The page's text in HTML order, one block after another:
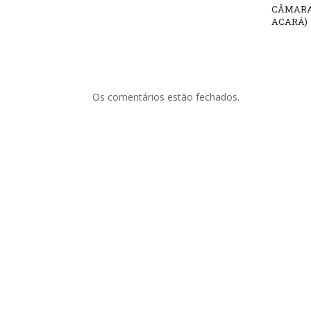
ACARÁ)
Os comentários estão fechados.